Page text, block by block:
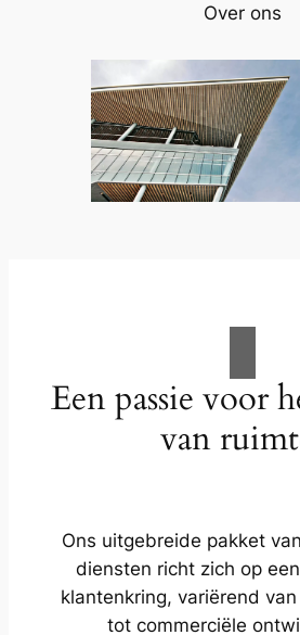
Over ons
Een passie voor
van
Ons uitgebreide pakket
diensten richt zich op
klantenkring, variërend
tot commerciële